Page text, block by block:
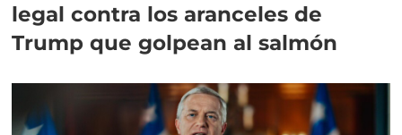
legal contra los aranceles de
Trump que golpean al salmón